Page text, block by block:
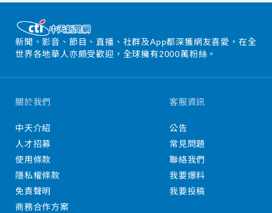
新聞、影音、節目、直播、社群及App都深獲網友喜愛，在全
世界各地華人亦頗受歡迎，全球擁有2000萬粉絲。
關於我們
中天介紹
人才招募
使用條款
隱私權條款
免責聲明
商務合作方案
客服資訊
公告
常見問題
聯絡我們
我要爆料
我要投稿